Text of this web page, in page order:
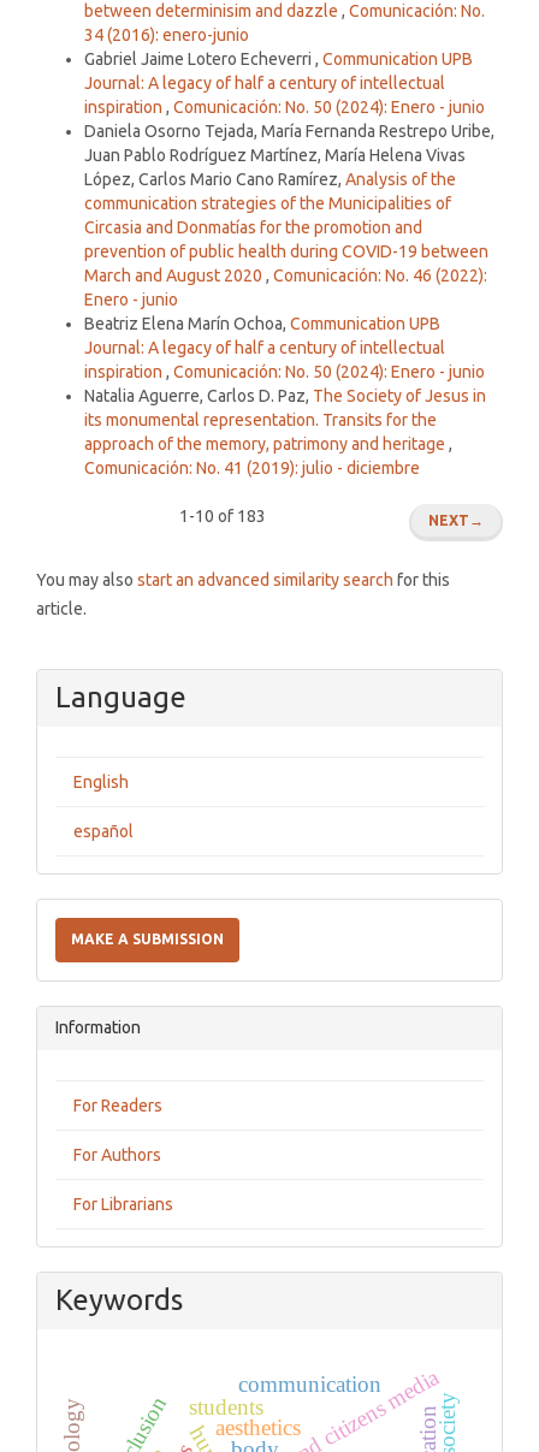
between determinisim and dazzle , Comunicación: No.
34 (2016): enero-junio
Gabriel Jaime Lotero Echeverri , Communication UPB
Journal: A legacy of half a century of intellectual
inspiration , Comunicación: No. 50 (2024): Enero - junio
Daniela Osorno Tejada, María Fernanda Restrepo Uribe,
Juan Pablo Rodríguez Martínez, María Helena Vivas
López, Carlos Mario Cano Ramírez, Analysis of the
communication strategies of the Municipalities of
Circasia and Donmatías for the promotion and
prevention of public health during COVID-19 between
March and August 2020 , Comunicación: No. 46 (2022):
Enero - junio
Beatriz Elena Marín Ochoa, Communication UPB
Journal: A legacy of half a century of intellectual
inspiration , Comunicación: No. 50 (2024): Enero - junio
Natalia Aguerre, Carlos D. Paz, The Society of Jesus in
its monumental representation. Transits for the
approach of the memory, patrimony and heritage ,
Comunicación: No. 41 (2019): julio - diciembre
1-10 of 183 NEXT →
You may also start an advanced similarity search for this
article.
Language
English
español
a
Submission
MAKE A SUBMISSION
Information
For Readers
For Authors
For Librarians
Keywords
aesthetics
students society
communication